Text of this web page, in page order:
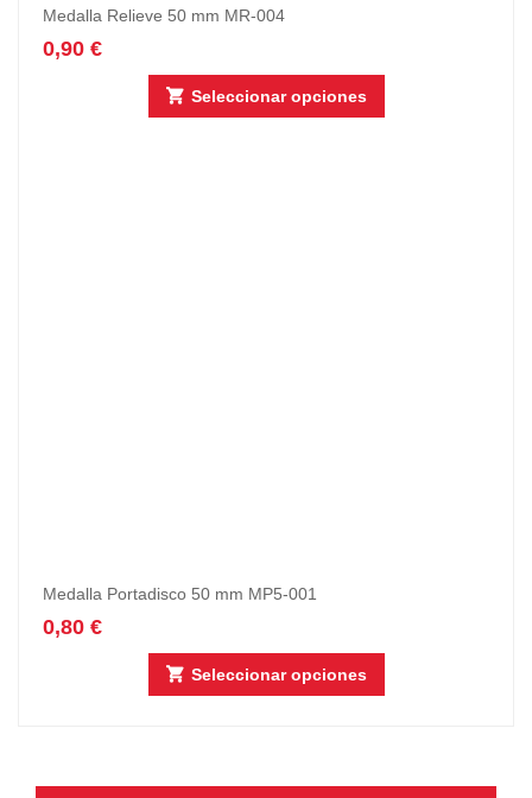
Medalla Relieve 50 mm MR-004
0,90 €
Seleccionar opciones
Medalla Portadisco 50 mm MP5-001
0,80 €
Seleccionar opciones